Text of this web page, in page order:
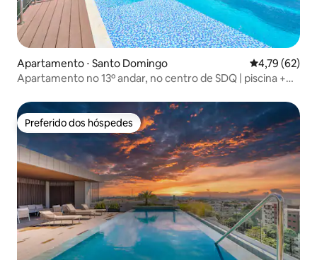
Apartamento ⋅ Santo Domingo 4,79 de uma
4,79 (62)
Apartamento no 13º andar, no centro de SDQ | piscina +
Preferido dos hóspedes
Preferido dos hóspedes